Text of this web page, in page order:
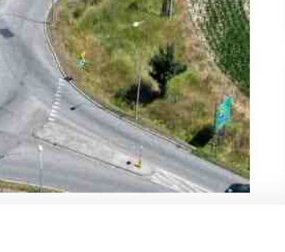
a generalny wykonawca, firma